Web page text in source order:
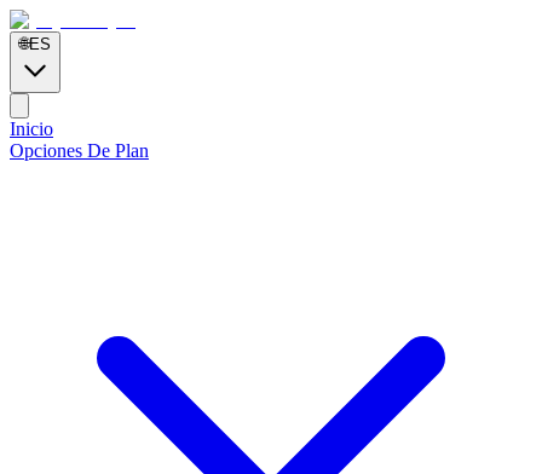
🌐ES
Inicio
Opciones De Plan